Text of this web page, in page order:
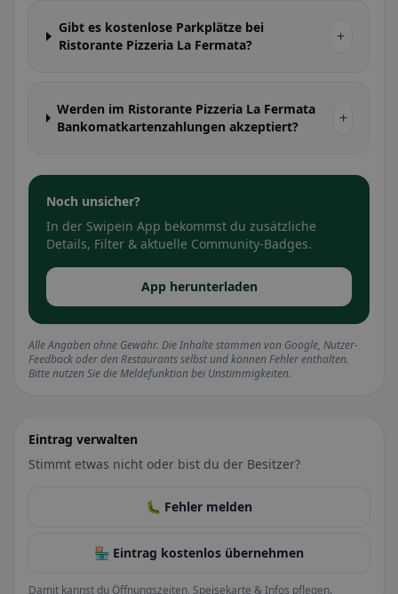
Gibt es kostenlose Parkplätze bei
Ristorante Pizzeria La Fermata?
+
Werden im Ristorante Pizzeria La Fermata
Bankomatkartenzahlungen akzeptiert?
+
Noch unsicher?
In der Swipein App bekommst du zusätzliche
Details, Filter & aktuelle Community-Badges.
App herunterladen
Alle Angaben ohne Gewähr. Die Inhalte stammen von Google, Nutzer-
Feedback oder den Restaurants selbst und können Fehler enthalten.
Bitte nutzen Sie die Meldefunktion bei Unstimmigkeiten.
Eintrag verwalten
Stimmt etwas nicht oder bist du der Besitzer?
🐛 Fehler melden
🏪 Eintrag kostenlos übernehmen
Damit kannst du Öffnungszeiten, Speisekarte & Infos pflegen.